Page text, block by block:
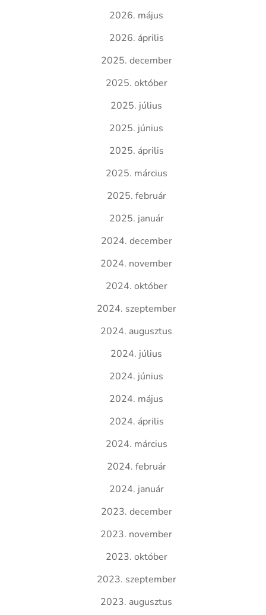
2026. május
2026. április
2025. december
2025. október
2025. július
2025. június
2025. április
2025. március
2025. február
2025. január
2024. december
2024. november
2024. október
2024. szeptember
2024. augusztus
2024. július
2024. június
2024. május
2024. április
2024. március
2024. február
2024. január
2023. december
2023. november
2023. október
2023. szeptember
2023. augusztus